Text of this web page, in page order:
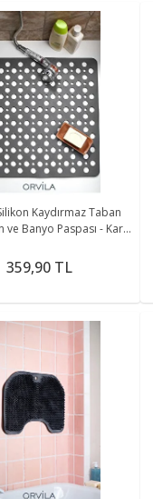
Kaydırmaz Taban
ve Banyo Paspası - Kare
359,90 TL